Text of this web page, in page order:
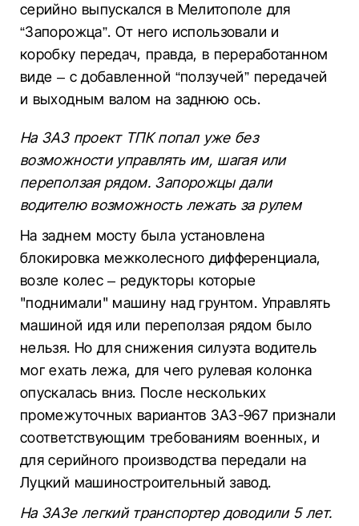
серийно выпускался в Мелитополе для
“Запорожца”. От него использовали и
коробку передач, правда, в переработанном
виде – с добавленной “ползучей” передачей
и выходным валом на заднюю ось.
На ЗАЗ проект ТПК попал уже без
возможности управлять им, шагая или
переползая рядом. Запорожцы дали
водителю возможность лежать за рулем
На заднем мосту была установлена
блокировка межколесного дифференциала,
возле колес – редукторы которые
"поднимали" машину над грунтом. Управлять
машиной идя или переползая рядом было
нельзя. Но для снижения силуэта водитель
мог ехать лежа, для чего рулевая колонка
опускалась вниз. После нескольких
промежуточных вариантов ЗАЗ-967 признали
соответствующим требованиям военных, и
для серийного производства передали на
Луцкий машиностроительный завод.
На ЗАЗе легкий транспортер доводили 5 лет.